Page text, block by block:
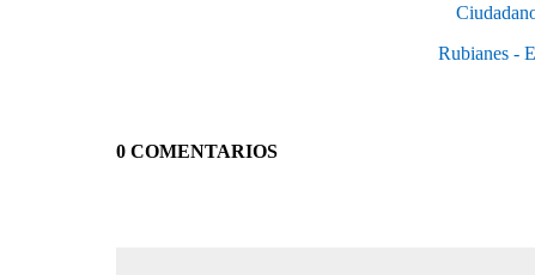
Rubianes -
0 COMENTARIOS